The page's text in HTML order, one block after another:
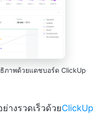
ภาพด้วยแดชบอร์ด ClickUp
างรวดเร็วด้วยClickUp